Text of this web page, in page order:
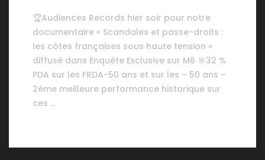
🏆Audiences Records hier soir pour notre
documentaire « Scandales et passe-droits :
les côtes françaises sous haute tension »
diffusé dans Enquête Exclusive sur M6 🎯32 %
PDA sur les FRDA-50 ans et sur les – 50 ans –
2ème meilleure performance historique sur
ces …